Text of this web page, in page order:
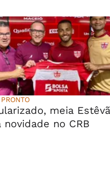
meia
novidade no CRB